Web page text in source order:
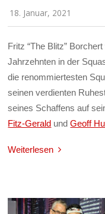
18. Januar, 2021
Fritz “The Blitz”
Jahrzehnten in der
die renommiertesten
seinen verdienten
seines Schaffens auf
Fitz-Gerald undGeoff
Weiterlesen